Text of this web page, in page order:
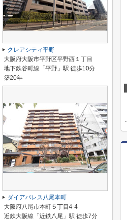
クレアシティ平野
大阪府大阪市平野区平野西１丁目
地下鉄谷町線「平野」駅 徒歩10分
築20年
ダイアパレス八尾本町
大阪府八尾市本町５丁目4-4
近鉄大阪線「近鉄八尾」駅 徒歩7分